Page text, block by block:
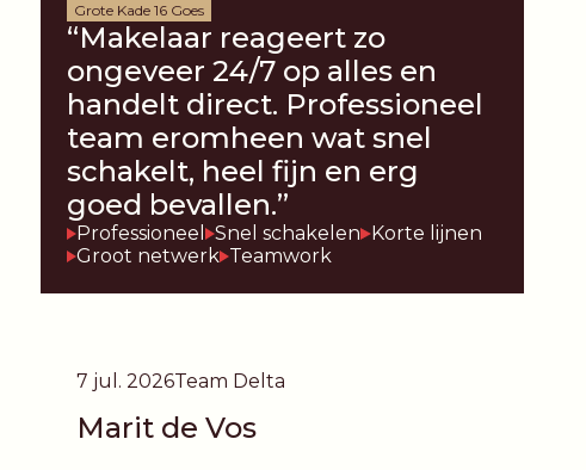
Grote Kade 16 Goes
“Makelaar reageert zo
ongeveer 24/7 op alles en
handelt direct. Professioneel
team eromheen wat snel
schakelt, heel fijn en erg
goed bevallen.”
Professioneel Snel schakelen Korte lijnen
Groot netwerk Teamwork
7 jul. 2026Team Delta
Marit de Vos